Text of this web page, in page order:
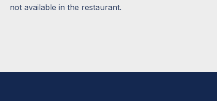
not available in the restaurant.